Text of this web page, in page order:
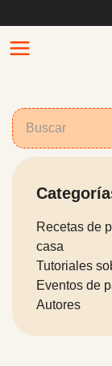
Recetas de
casa
Tutoriales
Eventos de
Autores